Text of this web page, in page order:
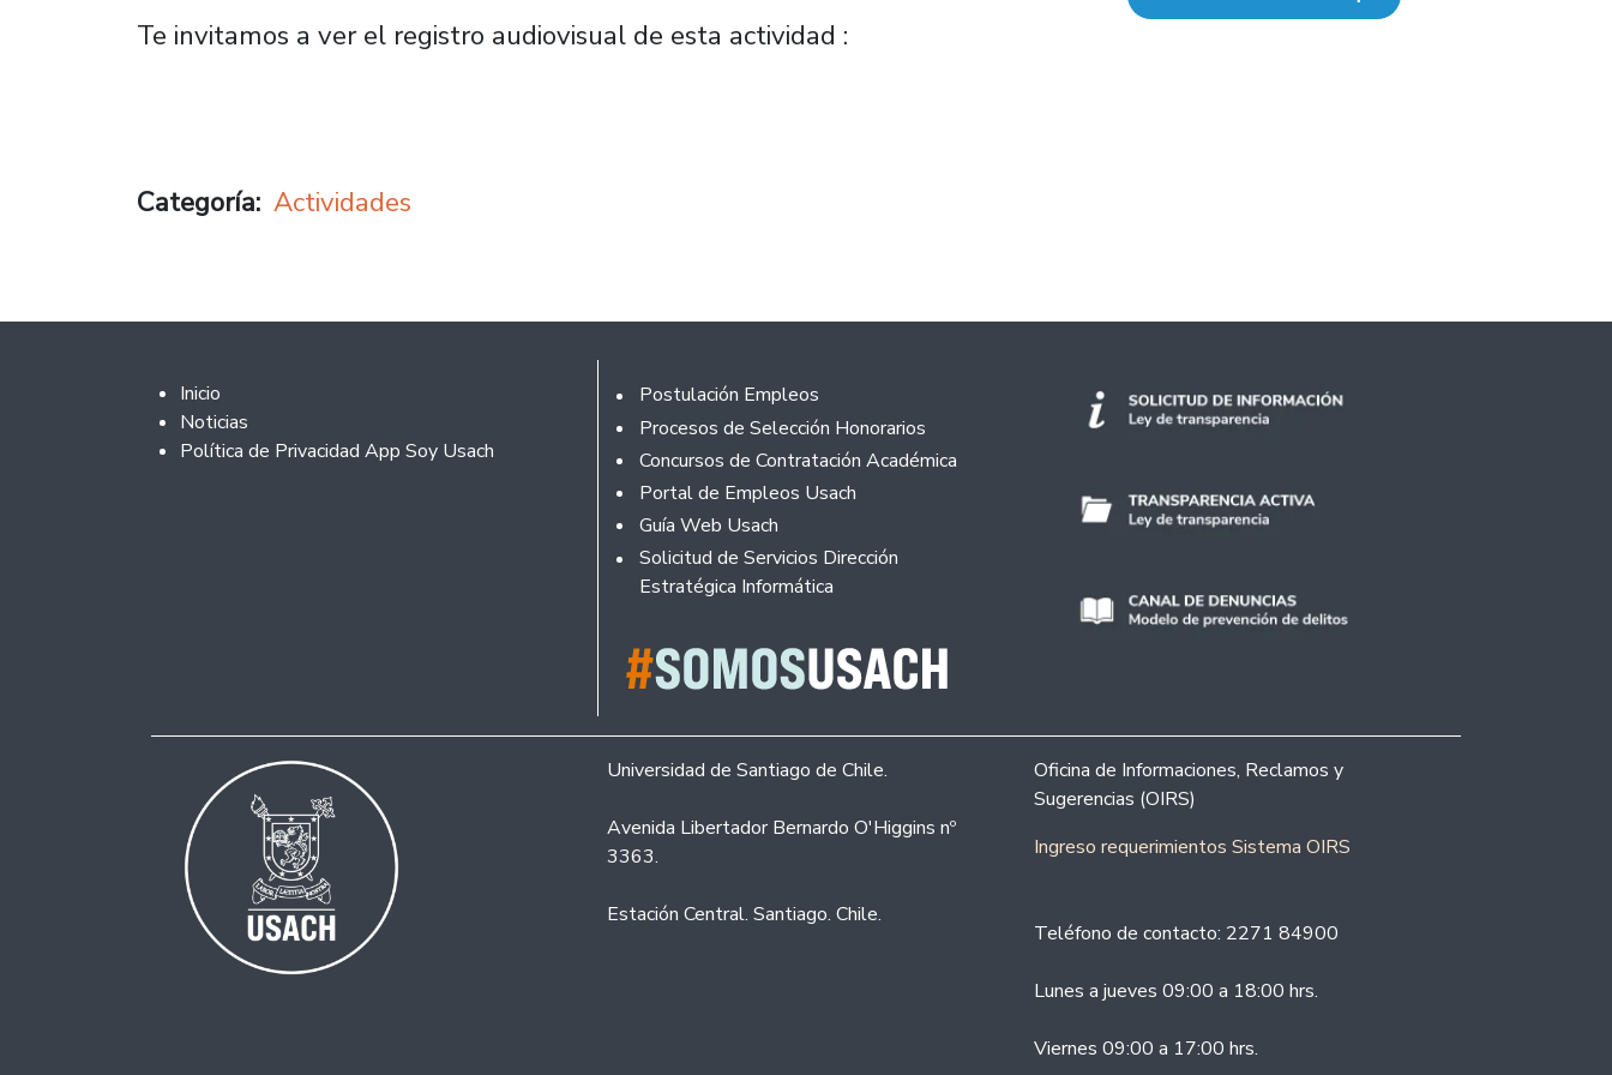
Te invitamos a ver el registro audiovisual de esta actividad :
Categoría Actividades
Footer 2
Inicio
Noticias
Política de Privacidad App Soy Usach
Rodapé
Postulación Empleos
Procesos de Selección Honorarios
Concursos de Contratación Académica
Portal de Empleos Usach
Guía Web Usach
Solicitud de Servicios Dirección
Estratégica Informática
Universidad de Santiago de Chile.
Avenida Libertador Bernardo O'Higgins nº
3363.
Estación Central. Santiago. Chile.
Oficina de Informaciones, Reclamos y
Sugerencias (OIRS)
Ingreso requerimientos Sistema OIRS
Teléfono de contacto: 2271 84900
Lunes a jueves 09:00 a 18:00 hrs.
Viernes 09:00 a 17:00 hrs.